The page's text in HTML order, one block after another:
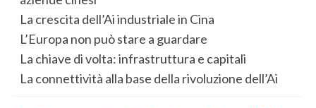
La crescita dell’Ai industriale in Cina
L’Europa non può stare a guardare
La chiave di volta: infrastruttura e capitali
La connettività alla base della rivoluzione dell’Ai